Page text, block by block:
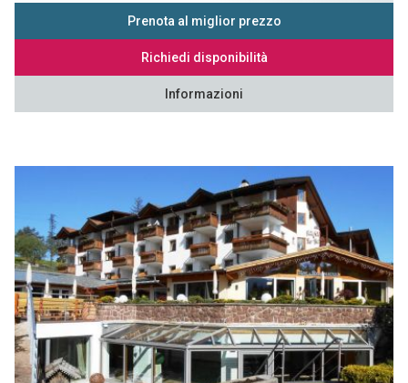
Prenota al miglior prezzo
Richiedi disponibilità
Informazioni